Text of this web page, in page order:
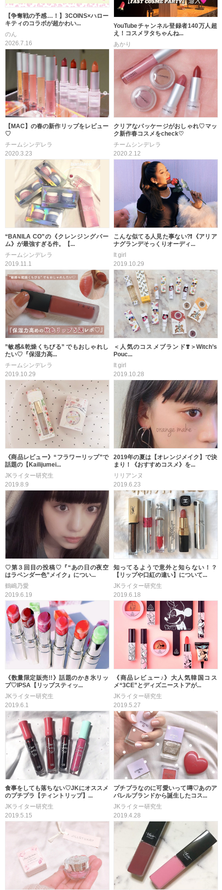
【争奪戦の予感…！】3COINS×ハロー
キティのコラボが超かわい...
のん
2026.7.16
YouTubeチャンネル登録者140万人超
え！コスメヲタちゃんね...
あかり
【MAC】の春の新作リップをレビュー
♡
チームシンデレラ
2020.3.23
クリアなパッケージがおしゃれ♡マッ
ク新作春コスメをcheck♡
チームシンデレラ
2020.2.12
“BANILA CO”の《クレンジングバー
ム》が最強すぎる件。【...
チームシンデレラ
2019.11.1
こんな似てる人見た事ない?❗️《アリア
ナグランデそっくりオーディ...
It girl
2019.10.29
”敏感&乾燥くちびる” でもおしゃれし
たい♡『保湿力高...
チームシンデレラ
2019.10.29
＜人気のコスメブランド❣️＞Witch’s
Pouc...
It girl
2019.10.28
《商品レビュー》“フラワーリップ”で
話題の【Kailijumei...
JKライター研究生
2019.8.9
2019年の夏は【オレンジメイク】で決
まり！《おすすめコスメ》を...
リリアンヌ
2019.6.23
♡第３回目の投稿♡『“あの日の夜空
はラベンダー色”メイク』につい...
鶴嶋乃愛
2019.6.19
知ってるようで意外と知らない！？
【リップや口紅の違い】について...
JKライター研究生
2019.6.18
《数量限定販売!!》話題のかき氷リッ
プ♡IPSA【リップスティッ...
JKライター研究生
2019.6.1
《商品レビュー♪》大人気韓国コス
メ“3CE”とディズニーストアが...
JKライター研究生
2019.5.27
食事をしても落ちない♡JKにオススメ
のプチプラ【ティントリップ】...
JKライター研究生
2019.5.15
プチプラなのに可愛いって噂♡あのア
パレルブランドから誕生したコス...
JKライター研究生
2019.4.28